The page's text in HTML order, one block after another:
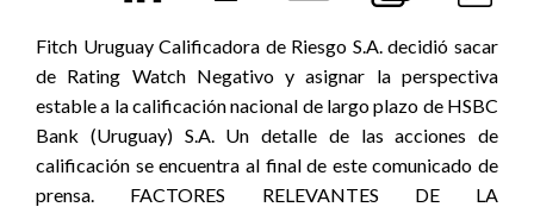
Fitch Uruguay Calificadora de Riesgo S.A. decidió sacar
de Rating Watch Negativo y asignar la perspectiva
estable a la calificación nacional de largo plazo de HSBC
Bank (Uruguay) S.A. Un detalle de las acciones de
calificación se encuentra al final de este comunicado de
prensa. FACTORES RELEVANTES DE LA